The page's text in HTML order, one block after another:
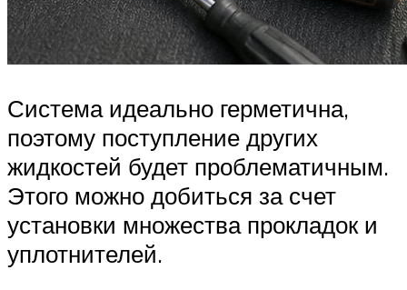
Система идеально герметична,
поэтому поступление других
жидкостей будет проблематичным.
Этого можно добиться за счет
установки множества прокладок и
уплотнителей.